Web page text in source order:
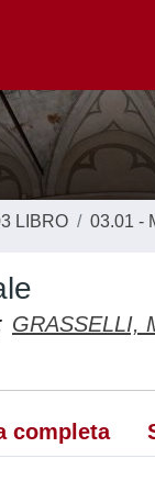
LIBRO 03.01 -
GRASSELLI,
completa